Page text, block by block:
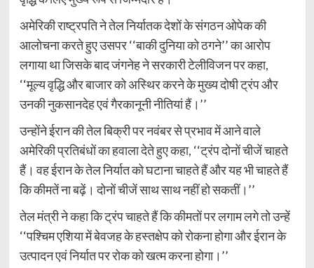
अमेरिकी राष्ट्रपति ने तेल निर्यातक देशों के संगठन ओपेक की
आलोचना करते हुए उसपर ‘‘बाकी दुनिया को ठगने’’ का आरोप
लगाया था जिसके बाद जंगनेह ने सरकारी टेलीविजन पर कहा,
‘‘मूल्य वृद्धि और बाजार को अस्थिर करने के मुख्य दोषी ट्रंप और
उनकी नुकसानदेह एवं गैरकानूनी नीतियां हैं।’’
उन्होंने ईरान की तेल बिक्री पर नवंबर से प्रभाव में आने वाले
अमेरिकी प्रतिबंधों का हवाला देते हुए कहा, ‘‘ट्रंप दोनों चीजें चाहते
हैं। वह ईरान के तेल निर्यात को घटाना चाहते हैं और यह भी चाहते हैं
कि कीमतें ना बढ़ें। दोनों चीजें साथ साथ नहीं हो सकतीं।’’
तेल मंत्री ने कहा कि ट्रंप चाहते हैं कि कीमतों पर लगाम लगे तो उन्हें
‘‘पश्चिम एशिया में बेवजह के हस्तक्षेप को रोकना होगा और ईरान के
उत्पादन एवं निर्यात पर रोक को खत्म करना होगा।’’